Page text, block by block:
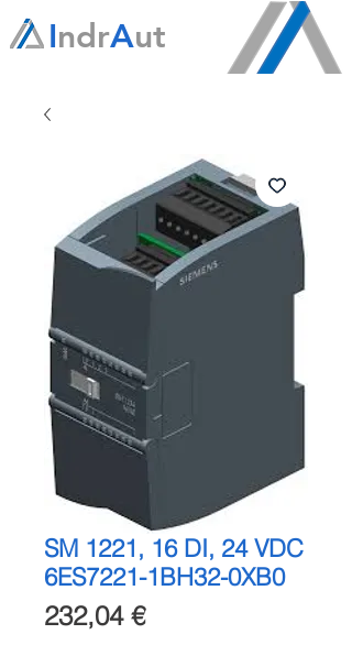
IndrAut
SM 1221, 16 DI, 24 VDC
6ES7221-1BH32-0XB0
232,04 €Precio